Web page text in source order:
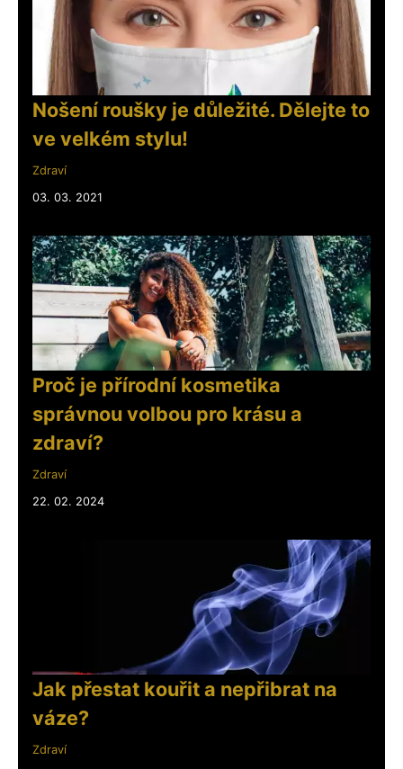
Nošení roušky je důležité. Dělejte to
ve velkém stylu!
Zdraví
03. 03. 2021
Proč je přírodní kosmetika
správnou volbou pro krásu a
zdraví?
Zdraví
22. 02. 2024
Jak přestat kouřit a nepřibrat na
váze?
Zdraví